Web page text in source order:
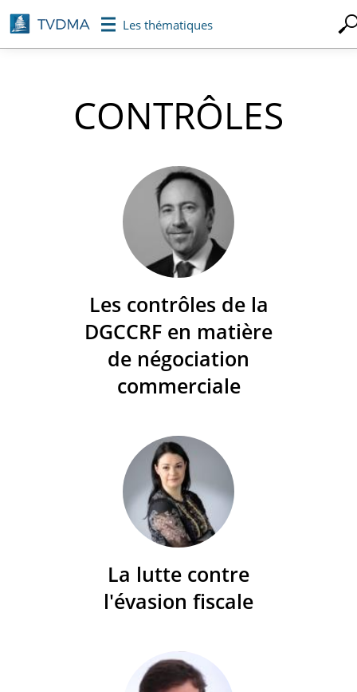
Aller
au
contenu
Les thématiques
CONTRÔLES
Les contrôles de la
DGCCRF en matière
de négociation
commerciale
La lutte contre
l'évasion fiscale